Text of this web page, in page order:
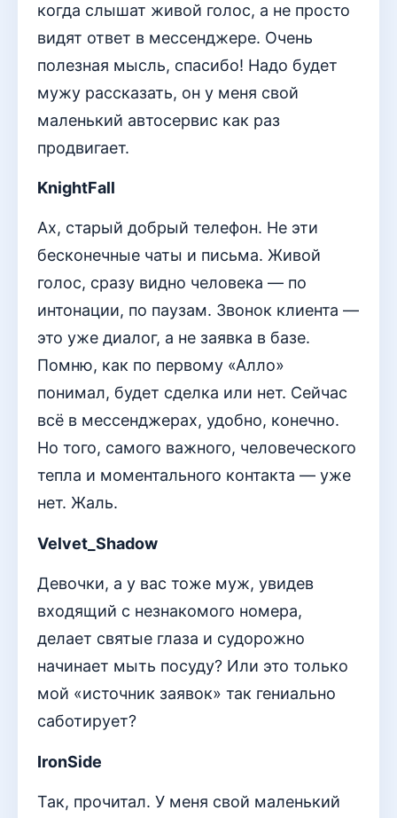
когда слышат живой голос, а не просто
видят ответ в мессенджере. Очень
полезная мысль, спасибо! Надо будет
мужу рассказать, он у меня свой
маленький автосервис как раз
продвигает.
KnightFall
Ах, старый добрый телефон. Не эти
бесконечные чаты и письма. Живой
голос, сразу видно человека — по
интонации, по паузам. Звонок клиента —
это уже диалог, а не заявка в базе.
Помню, как по первому «Алло»
понимал, будет сделка или нет. Сейчас
всё в мессенджерах, удобно, конечно.
Но того, самого важного, человеческого
тепла и моментального контакта — уже
нет. Жаль.
Velvet_Shadow
Девочки, а у вас тоже муж, увидев
входящий с незнакомого номера,
делает святые глаза и судорожно
начинает мыть посуду? Или это только
мой «источник заявок» так гениально
саботирует?
IronSide
Так, прочитал. У меня свой маленький